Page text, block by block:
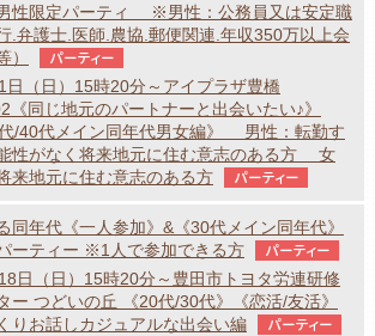
性限定パーティ ※男性：公務員又は安定職
行.弁護士.医師.農協.郵便関連.年収350万以上会
）
パーティー
日（日）15時20分～アイプラザ豊橋
《同じ地元のパートナーと出会いたい♪》
代/40代メイン同年代男女編》 男性：転勤す
性がなく将来地元に住む意志のある方 女
来地元に住む意志のある方
パーティー
同年代《一人参加》&《30代メイン同年代》
ーティー ※1人で参加できる方
パーティー
日（日）15時20分～豊田市トヨタ労連研修
ー つどいの丘 《20代/30代》《恋活/友活》
りお話しカジュアルな出会い編
パーティー